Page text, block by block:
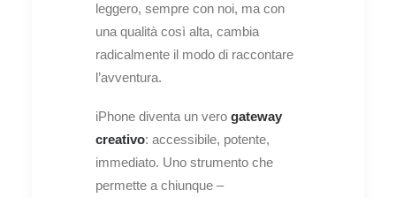
leggero, sempre con noi, ma con
una qualità così alta, cambia
radicalmente il modo di raccontare
l’avventura.
iPhone diventa un vero gateway
creativo: accessibile, potente,
immediato. Uno strumento che
permette a chiunque –